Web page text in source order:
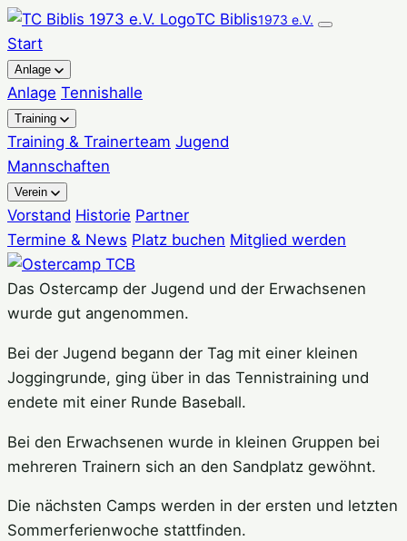
Zum
Inhalt
springen
TC Biblis1973 e.V.
Start
Anlage
Anlage Tennishalle
Training
Training & Trainerteam Jugend
Mannschaften
Verein
Vorstand Historie Partner
Termine & News Platz buchen Mitglied werden
Das Ostercamp der Jugend und der Erwachsenen
wurde gut angenommen.
Bei der Jugend begann der Tag mit einer kleinen
Joggingrunde, ging über in das Tennistraining und
endete mit einer Runde Baseball.
Bei den Erwachsenen wurde in kleinen Gruppen bei
mehreren Trainern sich an den Sandplatz gewöhnt.
Die nächsten Camps werden in der ersten und letzten
Sommerferienwoche stattfinden.